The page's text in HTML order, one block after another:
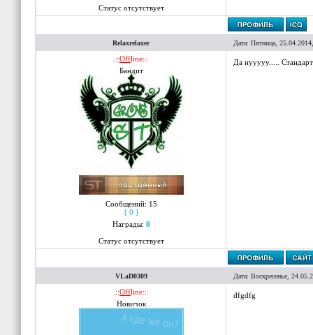
Статус отсутствует
Relaxrelaxer Дата: Пятница,
.::Offline::.
Бандит
Сообщений: 15
[ 0 ]
Награды: 0
Статус отсутствует
Да нууууу.....
VLaD0309 Дата: Воскресенье,
.::Offline::.
Новичок
dfgdfg